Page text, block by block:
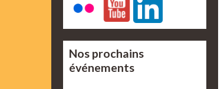
Nos prochains
événements